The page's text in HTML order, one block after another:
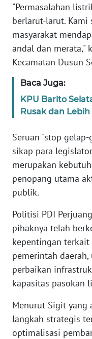
"Permasalahan
berlarut-larut. Kami
masyarakat
andal dan merata,"
Kecamatan Dusun
Baca Juga:
KPU Barito
Rusak dan
Seruan "stop
sikap para
merupakan
penopang utama
publik.
Politisi PDI
pihaknya telah
kepentingan terkait
pemerintah
perbaikan
kapasitas pasokan
Menurut Sigit yang
langkah strategis
optimalisasi
Wahana
News
WN
SUMUT
JAKARTA
JABAR
WN
BANTEN
NTT
WN
KEPRI
WN
WN
PAPUA